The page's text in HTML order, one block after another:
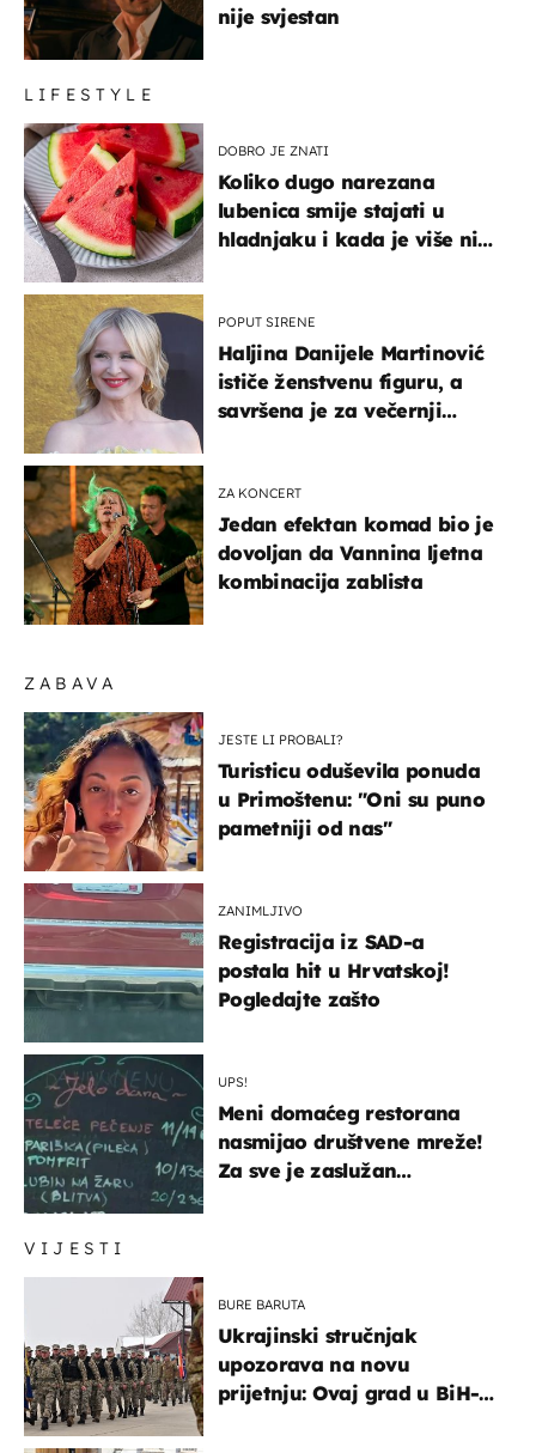
VIJESTI
BURE BARUTA
Ukrajinski stručnjak
upozorava na novu
prijetnju: Ovaj grad u BiH-u
ZABAVA
JESTE LI PROBALI?
Turisticu oduševila ponuda
u Primoštenu: "Oni su puno
pametniji od nas"
ZANIMLJIVO
Registracija iz SAD-a
postala hit u Hrvatskoj!
Pogledajte zašto
UPS!
Meni domaćeg restorana
nasmijao društvene mreže!
Za sve je zaslužan
nije svjestan
LIFESTYLE
DOBRO JE ZNATI
Koliko dugo narezana
lubenica smije stajati u
hladnjaku i kada je više nije
POPUT SIRENE
Haljina Danijele Martinović
ističe ženstvenu figuru, a
savršena je za večernji
ZA KONCERT
Jedan efektan komad bio je
dovoljan da Vannina ljetna
kombinacija zablista